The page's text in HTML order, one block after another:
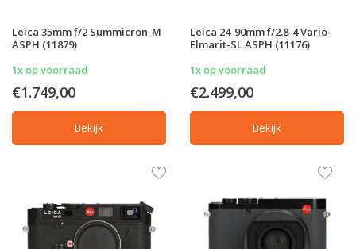
Leica 35mm f/2 Summicron-M
ASPH (11879)
1x op voorraad
€1.749,00
Bekijk
Leica 24-90mm f/2.8-4 Vario-
Elmarit-SL ASPH (11176)
1x op voorraad
€2.499,00
Bekijk